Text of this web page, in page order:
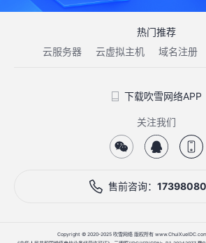
热门推荐
云服务器
云虚拟主机 域名注册
下载吹雪网络APP
关注我们
售前咨询：
Copyright © 2020-2025 吹雪网络 版权所有